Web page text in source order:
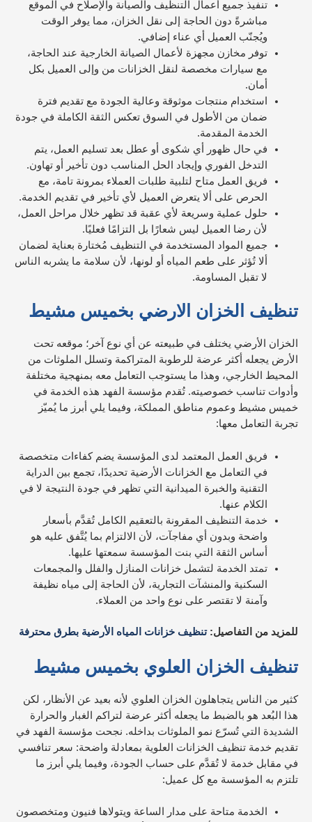
تنفيذ جميع أعمال التنظيف والصيانة والإصلاح في الموقع
مباشرةً دون الحاجة إلى نقل الخزان، مما يوفر الوقت
ويُجنّب العميل أي عناء إضافي.
توفر مخازن مجهزة لأعمال الصيانة الخارجية عند الحاجة،
مع سيارات مخصصة لنقل الخزانات من وإلى العميل بكل
أمان.
استخدام منتجات موثوقة وعالية الجودة مع تقديم فترة
ضمان من الأطول في السوق تعكس الثقة الكاملة في جودة
الخدمة المقدمة.
في حال ظهور أي شكوى أو عطل بعد تسليم العمل، يتم
التدخل الفوري وإيجاد الحل المناسب دون تأخير أو تهاون.
فريق العمل متاح لتلبية طلبات العملاء بمرونة تامة، مع
الحرص على ألا يتعرض العميل لأي تأخير في تقديم الخدمة.
حلول عملية وسريعة لأي عقبة قد تظهر خلال مراحل العمل،
لأن رضا العميل ليس شعارًا بل التزامًا فعليًا.
جميع المواد المستخدمة في التنظيف مُختارة بعناية لضمان
ألا تُؤثر على طعم المياه أو لونها، لأن سلامة ما يشربه الناس
لا تقبل المساومة.
تنظيف الخزان الارضي بخميس مشيط
الخزان الأرضي يختلف في طبيعته عن أي نوع آخر؛ موقعه تحت
الأرض يجعله أكثر عرضة للرطوبة المتراكمة وتسلل الملوثات من
المحيط الخارجي، وهذا ما يستوجب التعامل معه بمنهجية مختلفة
وأدوات تناسب خصوصيته. تُقدم مؤسسة الفهد هذه الخدمة في
خميس مشيط وعموم مناطق المملكة، وفيما يلي أبرز ما يُميّز
تجربة التعامل معها:
فريق العمل المعتمد لدى المؤسسة يضم كفاءات متخصصة
في التعامل مع الخزانات الأرضية تحديدًا، تجمع بين الدراية
التقنية والخبرة الميدانية التي تظهر في جودة النتيجة لا في
الكلام عنها.
خدمة التنظيف المقرونة بالتعقيم الكامل تُقدَّم بأسعار
واضحة وبدون أي مفاجآت، لأن الالتزام بما يُتَّفق عليه هو
أساس الثقة التي بنت المؤسسة سمعتها عليها.
تمتد الخدمة لتشمل خزانات المنازل والفلل والمجمعات
السكنية والمنشآت التجارية، لأن الحاجة إلى مياه نظيفة
وآمنة لا تقتصر على نوع واحد من العملاء.
للمزيد من التفاصيل:تنظيف خزانات المياه الأرضية بطرق محترفة
تنظيف الخزان العلوي بخميس مشيط
كثير من الناس يتجاهلون الخزان العلوي لأنه بعيد عن الأنظار، لكن
هذا البُعد هو بالضبط ما يجعله أكثر عرضة لتراكم الغبار والحرارة
الشديدة التي تُسرّع نمو الملوثات بداخله. نجحت مؤسسة الفهد في
تقديم خدمة تنظيف الخزانات العلوية بمعادلة واضحة: سعر تنافسي
في مقابل خدمة لا تُقدَّم على حساب الجودة، وفيما يلي أبرز ما
تلتزم به المؤسسة مع كل عميل:
الخدمة متاحة على مدار الساعة ويتولاها فنيون ومتخصصون